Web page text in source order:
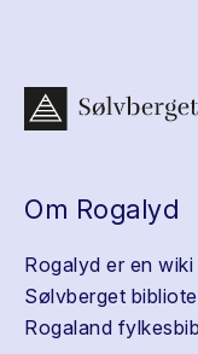
Om Rogalyd
Rogalyd er en
Sølvberget
Rogaland